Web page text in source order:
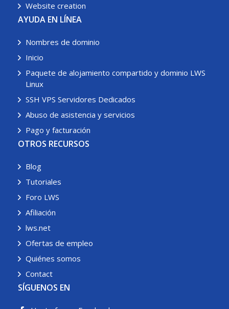
Website creation
AYUDA EN LÍNEA
Nombres de dominio
Inicio
Paquete de alojamiento compartido y dominio LWS
Linux
SSH VPS Servidores Dedicados
Abuso de asistencia y servicios
Pago y facturación
OTROS RECURSOS
Blog
Tutoriales
Foro LWS
Afiliación
lws.net
Ofertas de empleo
Quiénes somos
Contact
SÍGUENOS EN